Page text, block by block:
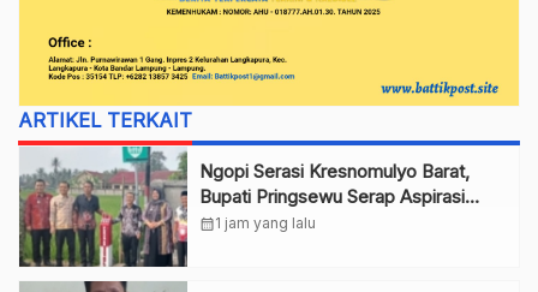
ARTIKEL TERKAIT
Ngopi Serasi Kresnomulyo Barat,
Bupati Pringsewu Serap Aspirasi
Warga
calendar_month1 jam yang lalu